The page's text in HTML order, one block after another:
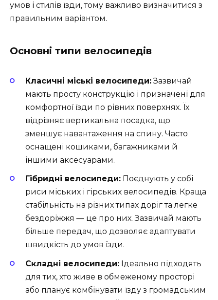
умов і стилів їзди, тому важливо визначитися з
правильним варіантом.
Основні типи велосипедів
Класичні міські велосипеди:Зазвичай
мають просту конструкцію і призначені для
комфортної їзди по рівних поверхнях. Їх
відрізняє вертикальна посадка, що
зменшує навантаження на спину. Часто
оснащені кошиками, багажниками й
іншими аксесуарами.
Гібридні велосипеди: Поєднують у собі
риси міських і гірських велосипедів. Краща
стабільність на різних типах доріг та легке
бездоріжжя — це про них. Зазвичай мають
більше передач, що дозволяє адаптувати
швидкість до умов їзди.
Складні велосипеди: Ідеально підходять
для тих, хто живе в обмеженому просторі
або планує комбінувати їзду з громадським